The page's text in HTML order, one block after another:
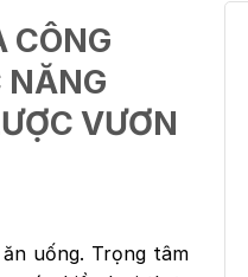
CÔNG
NĂNG
VƯƠN
uống. Trọng tâm